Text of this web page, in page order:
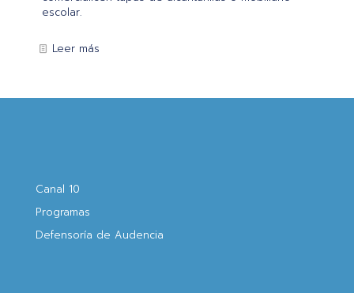
escolar.
Leer más
Canal 10
Programas
Defensoría de Audencia